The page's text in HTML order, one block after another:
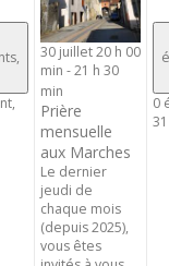
30 juillet 20 h 00
min -21 h 30
min
Prière
mensuelle
aux Marches
Le dernier
jeudi de
chaque mois
(depuis 2025),
vous êtes
0
31